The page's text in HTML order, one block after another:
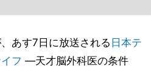
あす7日に放送される 日本テ
フ ―天才脳外科医の条件